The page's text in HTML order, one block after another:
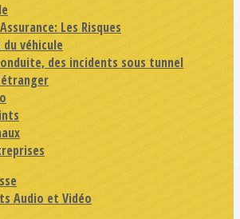
Les Risques
véhicule
des incidents sous tunnel
Audio et Vidéo